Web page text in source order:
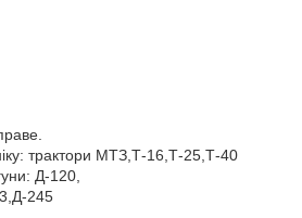
трактори МТЗ,Т-16,Т-25,Т-40
Д-120,
245